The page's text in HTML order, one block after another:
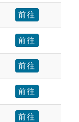
前往
前往
前往
前往
前往